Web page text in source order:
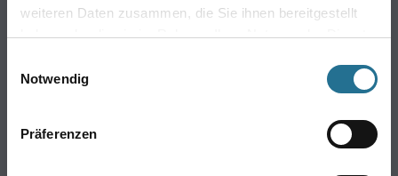
weiteren Daten zusammen, die Sie ihnen bereitgestellt
haben oder die sie im Rahmen Ihrer Nutzung der Dienste
Notwendig
Präferenzen
Trockenbau
Putze- und Spachtelmassen
Wand- & Deckenbeläge
Verbrauchsmaterialien